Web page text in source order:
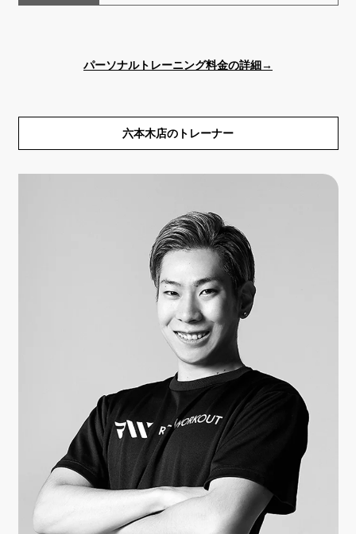
パーソナルトレーニング料金の詳細→
六本木店のトレーナー